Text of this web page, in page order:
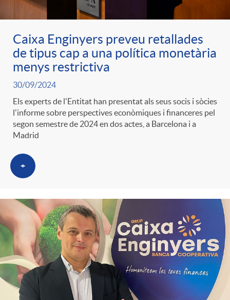
Caixa Enginyers preveu retallades
de tipus cap a una política monetària
menys restrictiva
30/09/2024
Els experts de l'Entitat han presentat als seus socis i sòcies
l'informe sobre perspectives econòmiques i financeres pel
segon semestre de 2024 en dos actes, a Barcelona i a
Madrid
+